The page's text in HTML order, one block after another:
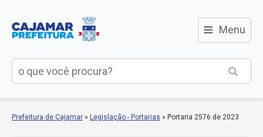
≡ Menu
Prefeitura de Cajamar » Legislação - Portarias » Portaria 2576 de 2023